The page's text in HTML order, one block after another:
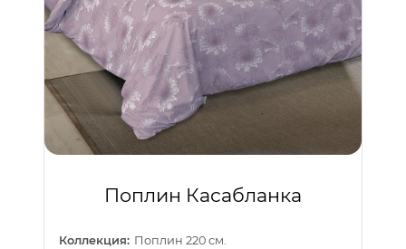
Поплин Касабланка
Коллекция: Поплин 220 см.